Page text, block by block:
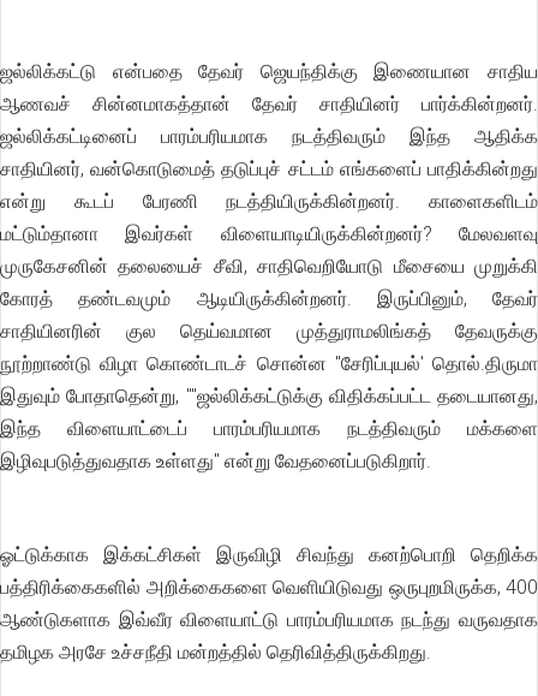
ஜல்லிக்கட்டு என்பதை தேவர் ஜெயந்திக்கு இணையான சாதிய
ஆணவச் சின்னமாகத்தான் தேவர் சாதியினர் பார்க்கின்றனர்.
ஜல்லிக்கட்டினைப் பாரம்பரியமாக நடத்திவரும் இந்த ஆதிக்க
சாதியினர், வன்கொடுமைத் தடுப்புச் சட்டம் எங்களைப் பாதிக்கின்றது
என்று கூடப் பேரணி நடத்தியிருக்கின்றனர். காளைகளிடம்
மட்டும்தானா இவர்கள் விளையாடியிருக்கின்றனர்? மேலவளவு
முருகேசனின் தலையைச் சீவி, சாதிவெறியோடு மீசையை முறுக்கி
கோரத் தண்டவமும் ஆடியிருக்கின்றனர். இருப்பினும், தேவர்
சாதியினரின் குல தெய்வமான முத்துராமலிங்கத் தேவருக்கு
நூற்றாண்டு விழா கொண்டாடச் சொன்ன "சேரிப்புயல்' தொல்.திருமா
இதுவும் போதாதென்று, ""ஜல்லிக்கட்டுக்கு விதிக்கப்பட்ட தடையானது,
இந்த விளையாட்டைப் பாரம்பரியமாக நடத்திவரும் மக்களை
இழிவுபடுத்துவதாக உள்ளது'' என்று வேதனைப்படுகிறார்.
ஓட்டுக்காக இக்கட்சிகள் இருவிழி சிவந்து கனற்பொறி தெறிக்க
பத்திரிக்கைகளில் அறிக்கைகளை வெளியிடுவது ஒருபுறமிருக்க, 400
ஆண்டுகளாக இவ்வீர விளையாட்டு பாரம்பரியமாக நடந்து வருவதாக
தமிழக அரசே உச்சநீதி மன்றத்தில் தெரிவித்திருக்கிறது.